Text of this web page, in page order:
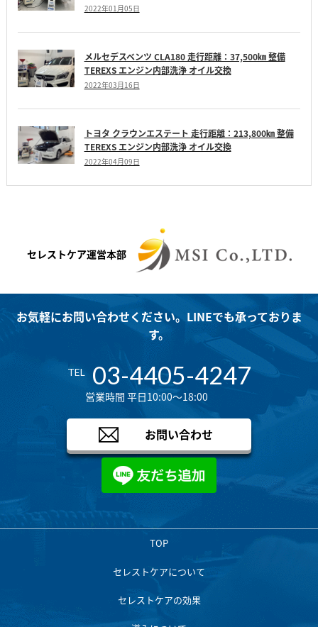
2022年01月05日
メルセデスベンツ CLA180 走行距離：37,500㎞ 整備
TEREXS エンジン内部洗浄 オイル交換
2022年03月16日
トヨタ クラウンエステート 走行距離：213,800㎞ 整備
TEREXS エンジン内部洗浄 オイル交換
2022年04月09日
セレストケア運営本部
お気軽にお問い合わせください。LINEでも承っておりま
す。
TEL 03-4405-4247
営業時間 平日10:00～18:00
お問い合わせ
TOP
セレストケアについて
セレストケアの効果